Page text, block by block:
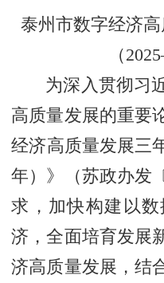
泰州市数字经济
（
为深入贯彻习
高质量发展的重要
经济高质量发展三
年）》（苏政办发
求，加快构建以
济，全面培育发展
济高质量发展，结